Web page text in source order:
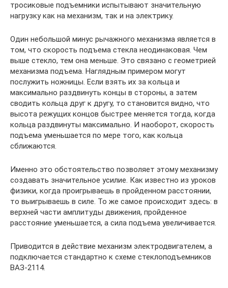
тросиковые подъемники испытывают значительную
нагрузку как на механизм, так и на электрику.
Один небольшой минус рычажного механизма является в
том, что скорость подъема стекла неодинаковая. Чем
выше стекло, тем она меньше. Это связано с геометрией
механизма подъема. Наглядным примером могут
послужить ножницы. Если взять их за кольца и
максимально раздвинуть концы в стороны, а затем
сводить кольца друг к другу, то становится видно, что
высота режущих концов быстрее меняется тогда, когда
кольца раздвинуты максимально. И наоборот, скорость
подъема уменьшается по мере того, как кольца
сближаются.
Именно это обстоятельство позволяет этому механизму
создавать значительное усилие. Как известно из уроков
физики, когда проигрываешь в пройденном расстоянии,
то выигрываешь в силе. То же самое происходит здесь: в
верхней части амплитуды движения, пройденное
расстояние уменьшается, а сила подъема увеличивается.
Приводится в действие механизм электродвигателем, а
подключается стандартно к схеме стеклоподъемников
ВАЗ-2114.